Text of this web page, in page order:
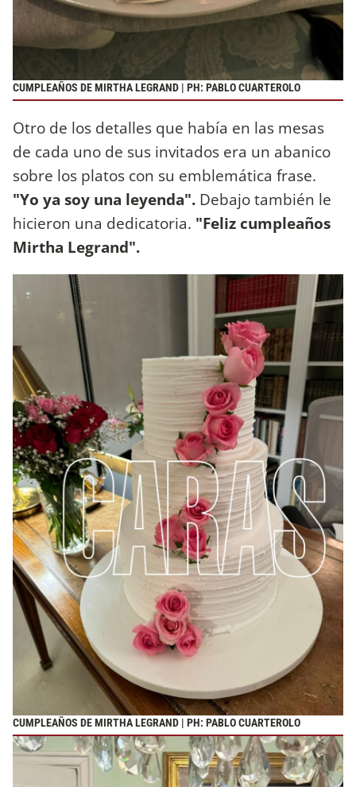
CUMPLEAÑOS DE MIRTHA LEGRAND | PH: PABLO CUARTEROLO
Otro de los detalles que había en las mesas
de cada uno de sus invitados era un abanico
sobre los platos con su emblemática frase.
"Yo ya soy una leyenda". Debajo también le
hicieron una dedicatoria. "Feliz cumpleaños
Mirtha Legrand".
CUMPLEAÑOS DE MIRTHA LEGRAND | PH: PABLO CUARTEROLO